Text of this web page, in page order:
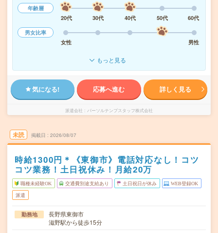
年齢層
20代
30代 40代 50代
60代
男女比率
女性
男性
もっと見る
気になる! 応募へ進む 詳しく見る
派遣会社 パーソルテンプスタッフ株式会社
未読 掲載日 2026/08/07
時給1300円＊《東御市》電話対応なし！コツ
コツ業務！土日祝休み！月給20万
職種未経験OK 交通費別途支給あり 土日祝日が休み WEB登録OK
派遣
勤務地
長野県東御市
滋野駅から徒歩15分